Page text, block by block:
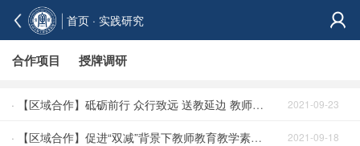
首页 · 实践研究
合作项目 授牌调研
· 【区域合作】砥砺前行 众行致远 送教延边 教师专业发展视域下的教研使命专题研修活动走进延边州 2021-09-23
· 【区域合作】促进“双减”背景下教师教育教学素养全面提升 2021-09-18